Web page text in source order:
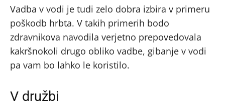
Vadba v vodi je tudi zelo dobra izbira v primeru
poškodb hrbta. V takih primerih bodo
zdravnikova navodila verjetno prepovedovala
kakršnokoli drugo obliko vadbe, gibanje v vodi
pa vam bo lahko le koristilo.
V družbi